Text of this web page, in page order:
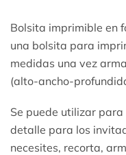
Bolsita imprimible en
una bolsita para
medidas una vez
(alto-ancho-
Se puede utilizar
detalle para los
necesites, recorta,